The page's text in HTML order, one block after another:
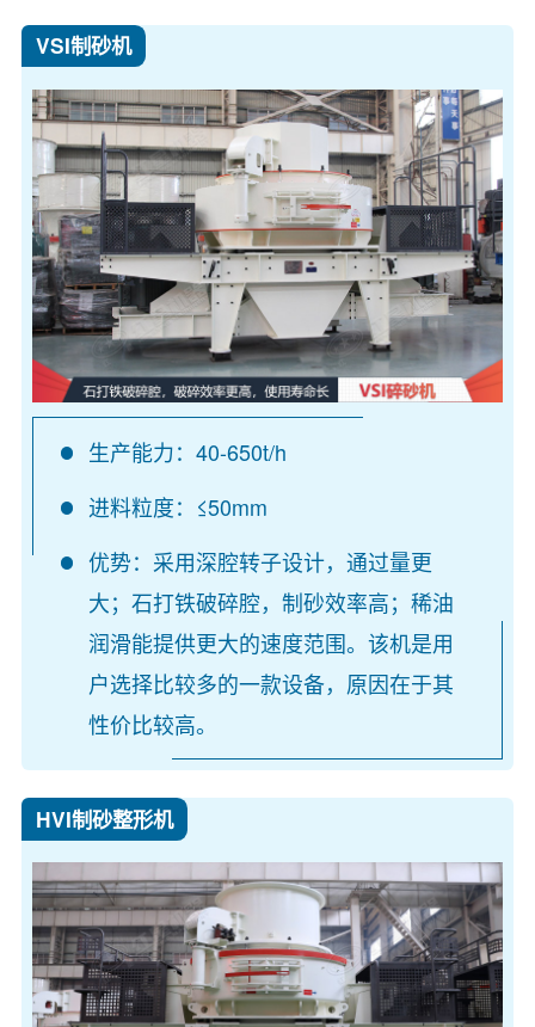
VSI制砂机
生产能力：40-650t/h
进料粒度：≤50mm
优势：采用深腔转子设计，通过量更
大；石打铁破碎腔，制砂效率高；稀油
润滑能提供更大的速度范围。该机是用
户选择比较多的一款设备，原因在于其
性价比较高。
HVI制砂整形机